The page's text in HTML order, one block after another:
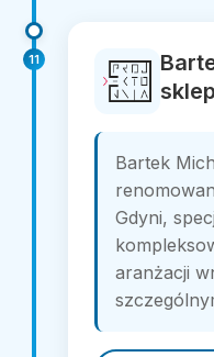
11
Bartek
Gdyni,
aranżacji